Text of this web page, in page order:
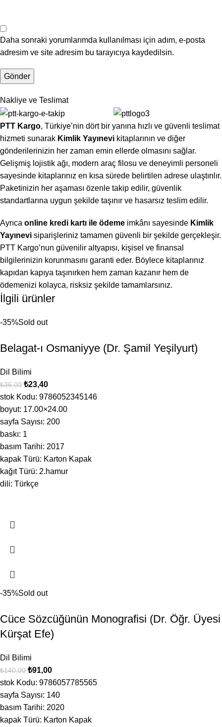
Daha sonraki yorumlarımda kullanılması için adım, e-posta
adresim ve site adresim bu tarayıcıya kaydedilsin.
Nakliye ve Teslimat
PTT Kargo, Türkiye’nin dört bir yanına hızlı ve güvenli teslimat
hizmeti sunarak Kimlik Yayınevi kitaplarının ve diğer
gönderilerinizin her zaman emin ellerde olmasını sağlar.
Gelişmiş lojistik ağı, modern araç filosu ve deneyimli personeli
sayesinde kitaplarınız en kısa sürede belirtilen adrese ulaştırılır.
Paketinizin her aşaması özenle takip edilir, güvenlik
standartlarına uygun şekilde taşınır ve hasarsız teslim edilir.
Ayrıca online kredi kartı ile ödeme imkânı sayesinde Kimlik
Yayınevi siparişleriniz tamamen güvenli bir şekilde gerçekleşir.
PTT Kargo’nun güvenilir altyapısı, kişisel ve finansal
bilgilerinizin korunmasını garanti eder. Böylece kitaplarınız
kapıdan kapıya taşınırken hem zaman kazanır hem de
ödemenizi kolayca, risksiz şekilde tamamlarsınız.
İlgili ürünler
-35%Sold out
Belagat-ı Osmaniyye (Dr. Şamil Yeşilyurt)
Dil Bilimi
₺36,00 ₺23,40
stok Kodu: 9786052345146
boyut: 17.00×24.00
sayfa Sayısı: 200
baskı: 1
basım Tarihi: 2017
kapak Türü: Karton Kapak
kağıt Türü: 2.hamur
dili: Türkçe
-35%Sold out
Cüce Sözcüğünün Monografisi (Dr. Öğr. Üyesi
Kürşat Efe)
Dil Bilimi
₺140,00 ₺91,00
stok Kodu: 9786057785565
sayfa Sayısı: 140
basım Tarihi: 2020
kapak Türü: Karton Kapak